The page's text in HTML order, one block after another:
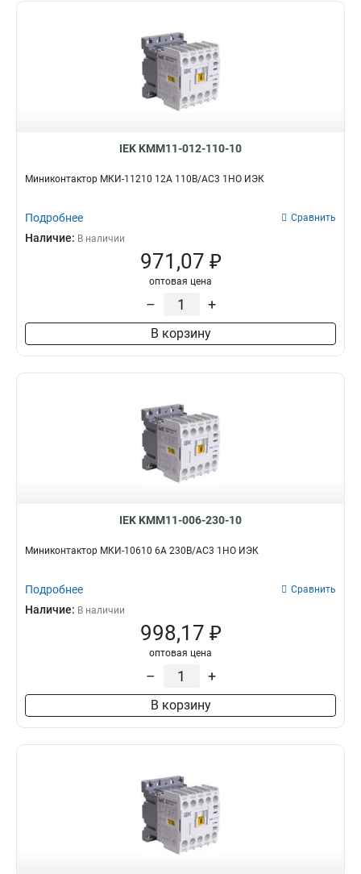
IEK KMM11-012-110-10
Миниконтактор МКИ-11210 12А 110В/АС3 1НО ИЭК
Подробнее Сравнить
Наличие: В наличии
971,07 ₽
оптовая цена
– +
В корзину
IEK KMM11-006-230-10
Миниконтактор МКИ-10610 6А 230В/АС3 1НО ИЭК
Подробнее Сравнить
Наличие: В наличии
998,17 ₽
оптовая цена
– +
В корзину